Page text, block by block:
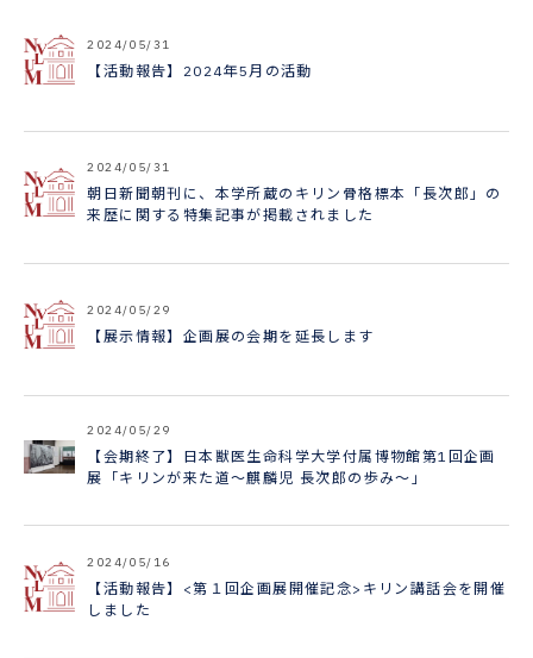
2024/05/31
【活動報告】2024年5月の活動
2024/05/31
朝日新聞朝刊に、本学所蔵のキリン骨格標本「長次郎」の
来歴に関する特集記事が掲載されました
2024/05/29
【展示情報】企画展の会期を延長します
2024/05/29
【会期終了】日本獣医生命科学大学付属博物館第1回企画
展「キリンが来た道～麒麟児 長次郎の歩み～」
2024/05/16
【活動報告】<第１回企画展開催記念>キリン講話会を開催
しました